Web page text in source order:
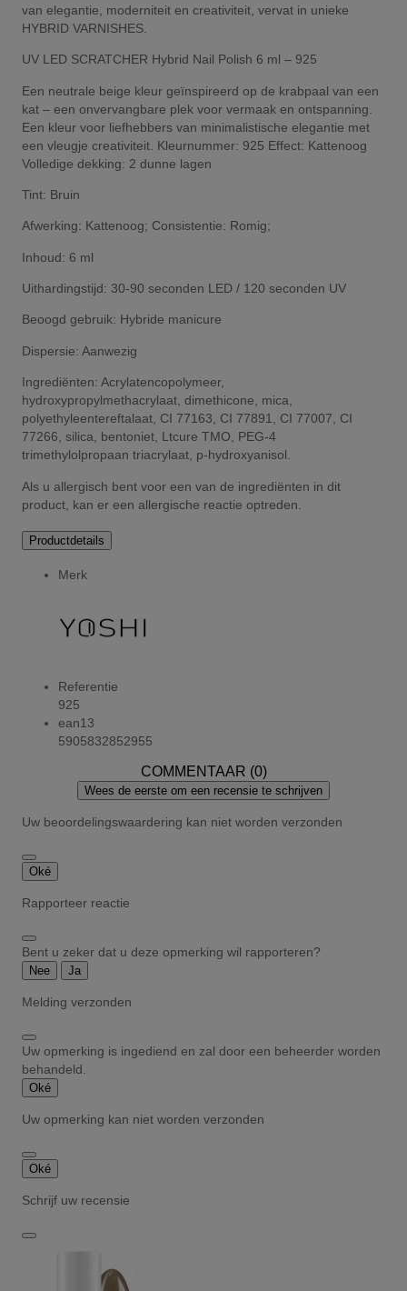
van elegantie, moderniteit en creativiteit, vervat in unieke
HYBRID VARNISHES.
UV LED SCRATCHER Hybrid Nail Polish 6 ml – 925
Een neutrale beige kleur geïnspireerd op de krabpaal van een
kat – een onvervangbare plek voor vermaak en ontspanning.
Een kleur voor liefhebbers van minimalistische elegantie met
een vleugje creativiteit. Kleurnummer: 925 Effect: Kattenoog
Volledige dekking: 2 dunne lagen
Tint: Bruin
Afwerking: Kattenoog; Consistentie: Romig;
Inhoud: 6 ml
Uithardingstijd: 30-90 seconden LED / 120 seconden UV
Beoogd gebruik: Hybride manicure
Dispersie: Aanwezig
Ingrediënten: Acrylatencopolymeer,
hydroxypropylmethacrylaat, dimethicone, mica,
polyethyleentereftalaat, CI 77163, CI 77891, CI 77007, CI
77266, silica, bentoniet, Ltcure TMO, PEG-4
trimethylolpropaan triacrylaat, p-hydroxyanisol.
Als u allergisch bent voor een van de ingrediënten in dit
product, kan er een allergische reactie optreden.
Productdetails
Merk
Referentie
925
ean13
5905832852955
COMMENTAAR (0)
Wees de eerste om een recensie te schrijven
Uw beoordelingswaardering kan niet worden verzonden
Oké
Rapporteer reactie
Bent u zeker dat u deze opmerking wil rapporteren?
Nee Ja
Melding verzonden
Uw opmerking is ingediend en zal door een beheerder worden
behandeld.
Oké
Uw opmerking kan niet worden verzonden
Oké
Schrijf uw recensie